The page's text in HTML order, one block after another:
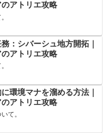
アトリエ攻略
：シバーシュ地方開拓｜
アトリエ攻略
環境マナを溜める方法｜
アトリエ攻略
て。